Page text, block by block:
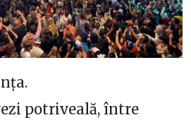
potriveală, între